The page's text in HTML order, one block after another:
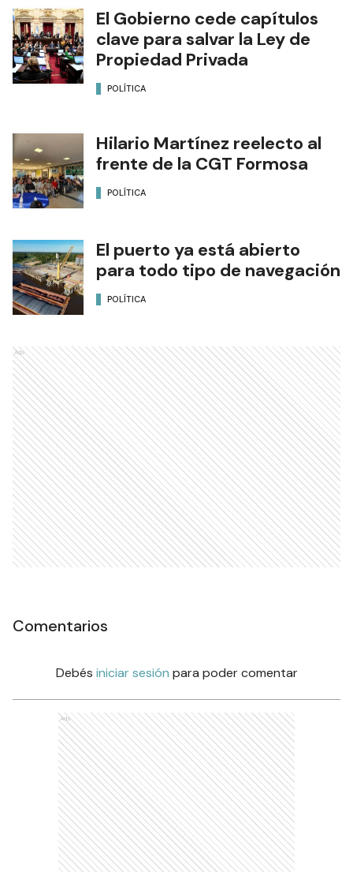
El Gobierno cede capítulos
clave para salvar la Ley de
Propiedad Privada
POLÍTICA
Hilario Martínez reelecto al
frente de la CGT Formosa
POLÍTICA
El puerto ya está abierto
para todo tipo de navegación
POLÍTICA
Ads
Comentarios
Debés iniciar sesión para poder comentar
Ads